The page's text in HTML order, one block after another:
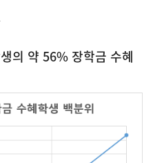
의 약 56% 장학금 수혜